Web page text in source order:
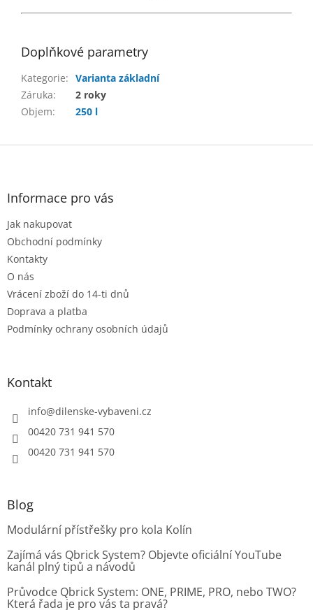
Doplňkové parametry
Kategorie: Varianta základní
Záruka:
2 roky
Objem: 250 l
Z
Informace pro vás
Jak nakupovat
Obchodní podmínky
Kontakty
O nás
Vrácení zboží do 14-ti dnů
Doprava a platba
Podmínky ochrany osobních údajů
Kontakt
info@dilenske-vybaveni.cz
00420 731 941 570
00420 731 941 570
Blog
Modulární přístřešky pro kola Kolín
Zajímá vás Qbrick System? Objevte oficiální YouTube
kanál plný tipů a návodů
Průvodce Qbrick System: ONE, PRIME, PRO, nebo TWO?
Která řada je pro vás ta pravá?